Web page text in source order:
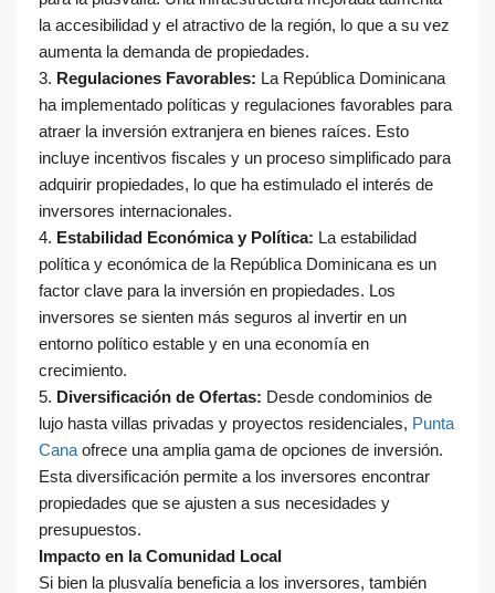
la accesibilidad y el atractivo de la región, lo que a su vez
aumenta la demanda de propiedades.
3. Regulaciones Favorables: La República Dominicana
ha implementado políticas y regulaciones favorables para
atraer la inversión extranjera en bienes raíces. Esto
incluye incentivos fiscales y un proceso simplificado para
adquirir propiedades, lo que ha estimulado el interés de
inversores internacionales.
4. Estabilidad Económica y Política: La estabilidad
política y económica de la República Dominicana es un
factor clave para la inversión en propiedades. Los
inversores se sienten más seguros al invertir en un
entorno político estable y en una economía en
crecimiento.
5. Diversificación de Ofertas: Desde condominios de
lujo hasta villas privadas y proyectos residenciales, Punta
Cana ofrece una amplia gama de opciones de inversión.
Esta diversificación permite a los inversores encontrar
propiedades que se ajusten a sus necesidades y
presupuestos.
Impacto en la Comunidad Local
Si bien la plusvalía beneficia a los inversores, también